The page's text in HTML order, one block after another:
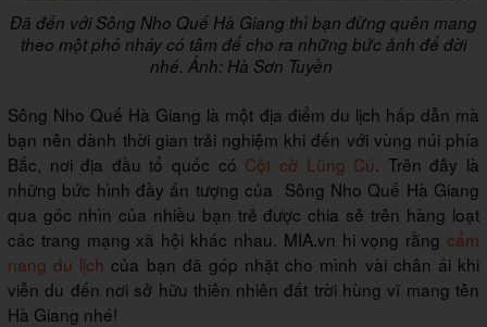
Đã đến với Sông Nho Quế Hà Giang thì bạn đừng quên mang
theo một phó nháy có tâm để cho ra những bức ảnh để đời
nhé. Ảnh: Hà Sơn Tuyền
Sông Nho Quế Hà Giang là một địa điểm du lịch hấp dẫn mà
bạn nên dành thời gian trải nghiệm khi đến với vùng núi phía
Bắc, nơi địa đầu tổ quốc có Cột cờ Lũng Cú. Trên đây là
những bức hình đầy ấn tượng của Sông Nho Quế Hà Giang
qua góc nhìn của nhiều bạn trẻ được chia sẻ trên hàng loạt
các trang mạng xã hội khác nhau. MIA.vn hi vọng rằng cẩm
nang du lịch của bạn đã góp nhặt cho mình vài chân ái khi
viễn du đến nơi sở hữu thiên nhiên đất trời hùng vĩ mang tên
Hà Giang nhé!